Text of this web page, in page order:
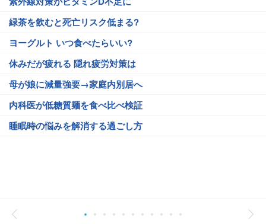
緑茶を飲むと死亡リスク低まる?
ヨーグルト いつ食べたらいい?
休みだが疲れる 隠れ疲労対策は
母が娘に減量強要→家庭内別居へ
内科医が低糖質麺を食べ比べ検証
睡眠時の悩みを解消する過ごし方